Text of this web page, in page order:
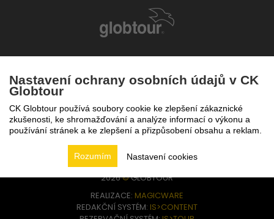
224 94 82 41
2026©GLOBTOUR
REALIZACE: MAGICWARE
REDAKČNÍ SYSTÉM: IS>CONTENT
Nastavení ochrany osobních údajů v CK
Globtour
CK Globtour používá soubory cookie ke zlepšení zákaznické
zkušenosti, ke shromažďování a analýze informací o výkonu a
používání stránek a ke zlepšení a přizpůsobení obsahu a reklam.
Nastavení cookies
Rozumím